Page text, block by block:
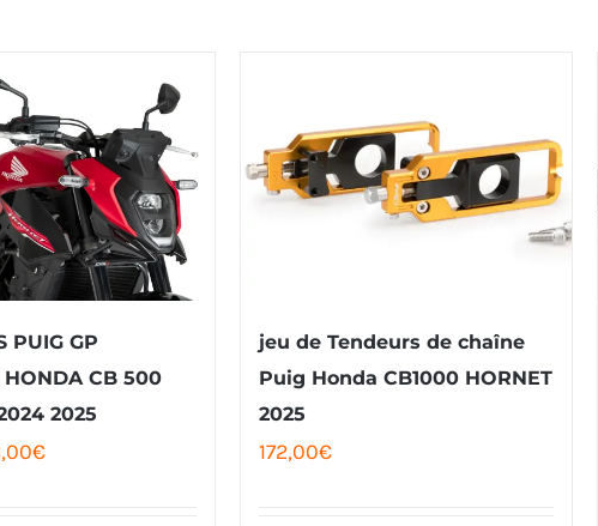
PUIG GP
HONDA CB 500
2025
€Le
jeu de Tendeurs de chaîne
Puig Honda CB1000 HORNET
2025
172,00€